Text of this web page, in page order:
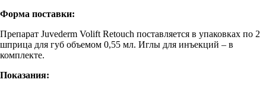
Форма поставки:
Препарат Juvederm Volift Retouch поставляется в упаковках по 2
шприца для губ объемом 0,55 мл. Иглы для инъекций – в
комплекте.
Показания: